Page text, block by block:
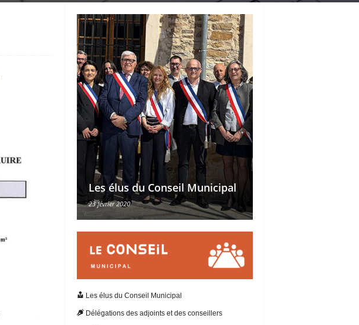
Les élus du Conseil Municipal
23 février 2020
Les élus du Conseil Municipal
Délégations des adjoints et des conseillers